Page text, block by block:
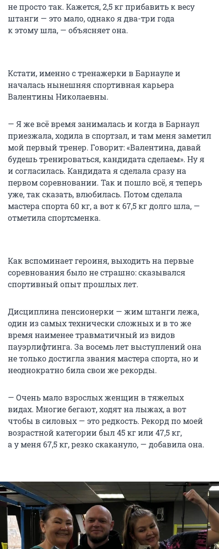
не просто так. Кажется, 2,5 кг прибавить к весу
штанги — это мало, однако я два-три года
к этому шла, — объясняет она.
Кстати, именно с тренажерки в Барнауле и
началась нынешняя спортивная карьера
Валентины Николаевны.
— Я же всё время занималась и когда в Барнаул
приезжала, ходила в спортзал, и там меня заметил
мой первый тренер. Говорит: «Валентина, давай
будешь тренироваться, кандидата сделаем». Ну я
и согласилась. Кандидата я сделала сразу на
первом соревновании. Так и пошло всё, я теперь
уже, так сказать, влюбилась. Потом сделала
мастера спорта 60 кг, а вот к 67,5 кг долго шла, —
отметила спортсменка.
Как вспоминает героиня, выходить на первые
соревнования было не страшно: сказывался
спортивный опыт прошлых лет.
Дисциплина пенсионерки — жим штанги лежа,
один из самых технически сложных и в то же
время наименее травматичный из видов
пауэрлифтинга. За восемь лет выступлений она
не только достигла звания мастера спорта, но и
неоднократно била свои же рекорды.
— Очень мало взрослых женщин в тяжелых
видах. Многие бегают, ходят на лыжах, а вот
чтобы в силовых — это редкость. Рекорд по моей
возрастной категории был 45 кг или 47,5 кг,
а у меня 67,5 кг, резко скакануло, — добавила она.